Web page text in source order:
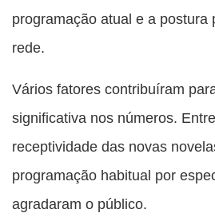
programação atual e a postura
rede.
Vários fatores contribuíram
significativa nos números.
receptividade das novas
programação habitual por
agradaram o público.